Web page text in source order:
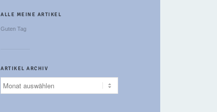
ALLE MEINE ARTIKEL
Guten Tag
ARTIKEL ARCHIV
Artikel
Archiv